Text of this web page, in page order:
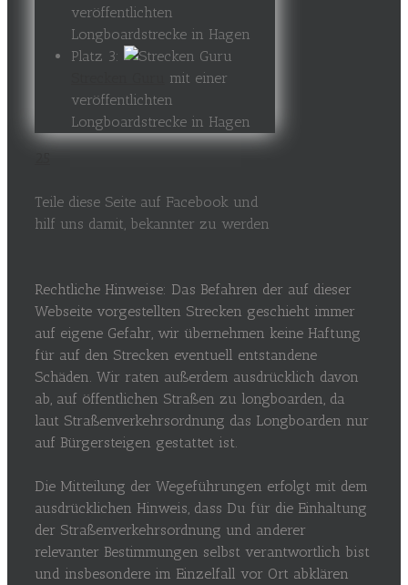
veröffentlichten
Longboardstrecke in Hagen
Platz 3:
mit einer
veröffentlichten
Longboardstrecke in Hagen
Teile diese Seite auf Facebook und
hilf uns damit, bekannter zu werden
Rechtliche Hinweise: Das Befahren der auf dieser
Webseite vorgestellten Strecken geschieht immer
auf eigene Gefahr, wir übernehmen keine Haftung
für auf den Strecken eventuell entstandene
Schäden. Wir raten außerdem ausdrücklich davon
ab, auf öffentlichen Straßen zu longboarden, da
laut Straßenverkehrsordnung das Longboarden nur
auf Bürgersteigen gestattet ist.
Die Mitteilung der Wegeführungen erfolgt mit dem
ausdrücklichen Hinweis, dass Du für die Einhaltung
der Straßenverkehrsordnung und anderer
relevanter Bestimmungen selbst verantwortlich bist
und insbesondere im Einzelfall vor Ort abklären